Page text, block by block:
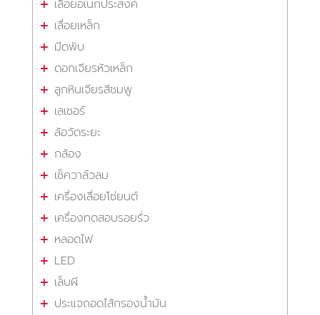
เลื่อยอเนกประสงค์
เลื่อยเหล็ก
มีดพับ
ดอกเจียรหัวเหล็ก
ลูกหินเจียรสีชมพู
เลเซอร์
ล้อวัดระยะ
กล้อง
เช็ควาล์วลม
เครื่องเลื่อยโซ่ยนต์
เครื่องทดสอบรอยรั่ว
หลอดไฟ
LED
เล็บผี
ประแจถอดไส้กรองน้ำมัน